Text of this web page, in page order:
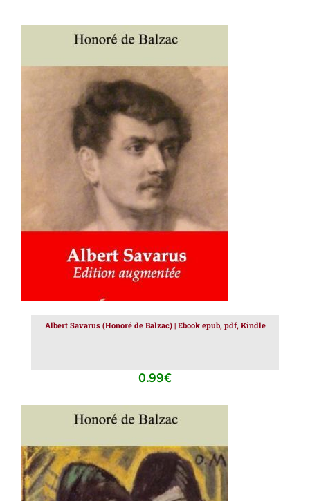
AJOUTER AU PANIER / DÉTAILS
Albert Savarus (Honoré de Balzac) | Ebook epub, pdf, Kindle
0.99€